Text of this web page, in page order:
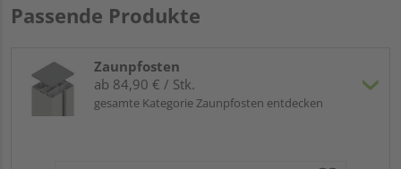
Passende Produkte
Zaunpfosten
ab 84,90 € / Stk.
gesamte Kategorie Zaunpfosten entdecken